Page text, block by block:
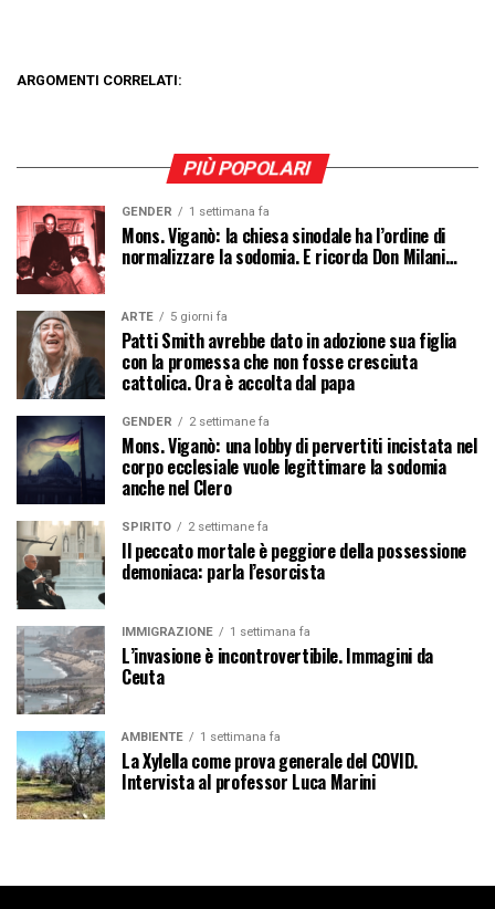
ARGOMENTI CORRELATI:
PIÙ POPOLARI
GENDER 1 settimana fa
Mons. Viganò: la chiesa sinodale ha l’ordine di
normalizzare la sodomia. E ricorda Don Milani…
ARTE 5 giorni fa
Patti Smith avrebbe dato in adozione sua figlia
con la promessa che non fosse cresciuta
cattolica. Ora è accolta dal papa
GENDER 2 settimane fa
Mons. Viganò: una lobby di pervertiti incistata nel
corpo ecclesiale vuole legittimare la sodomia
anche nel Clero
SPIRITO 2 settimane fa
Il peccato mortale è peggiore della possessione
demoniaca: parla l’esorcista
IMMIGRAZIONE 1 settimana fa
L’invasione è incontrovertibile. Immagini da
Ceuta
AMBIENTE 1 settimana fa
La Xylella come prova generale del COVID.
Intervista al professor Luca Marini